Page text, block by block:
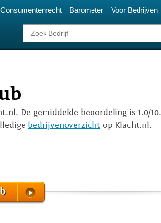
Consumentenrecht Barometer Voor Bedrijven
De gemiddelde beoordeling is 1.0/10.
bedrijvenoverzicht op Klacht.nl.